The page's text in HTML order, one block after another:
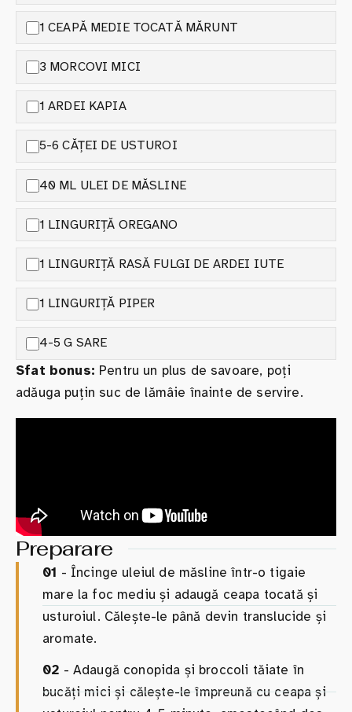
1 CEAPĂ MEDIE TOCATĂ MĂRUNT
3 MORCOVI MICI
1 ARDEI KAPIA
5-6 CĂȚEI DE USTUROI
40 ML ULEI DE MĂSLINE
1 LINGURIȚĂ OREGANO
1 LINGURIȚĂ RASĂ FULGI DE ARDEI IUTE
1 LINGURIȚĂ PIPER
4-5 G SARE
Sfat bonus: Pentru un plus de savoare, poți
adăuga puțin suc de lămâie înainte de servire.
Preparare
01 - Încinge uleiul de măsline într-o tigaie
mare la foc mediu și adaugă ceapa tocată și
usturoiul. Călește-le până devin translucide și
aromate.
02 - Adaugă conopida și broccoli tăiate în
bucăți mici și călește-le împreună cu ceapa și